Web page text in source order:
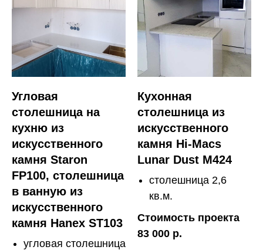
Угловая
столешница на
кухню из
искусственного
камня Staron
FP100, столешница
в ванную из
искусственного
камня Hanex ST103
угловая столешница
Кухонная
столешница из
искусственного
камня Hi-Macs
Lunar Dust M424
столешница 2,6
кв.м.
Стоимость проекта
83 000 р.